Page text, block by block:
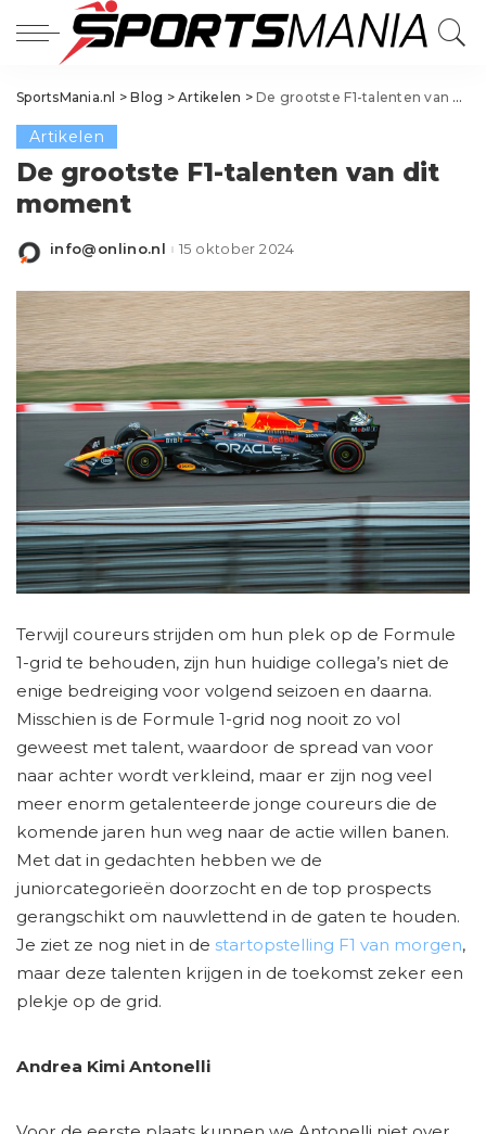
SportsMania.nl >Blog >Artikelen >De grootste F1-talenten van dit moment
Artikelen
De grootste F1-talenten van dit
moment
Posted
info@onlino.nl 15 oktober 2024
Terwijl coureurs strijden om hun plek op de Formule
1-grid te behouden, zijn hun huidige collega’s niet de
enige bedreiging voor volgend seizoen en daarna.
Misschien is de Formule 1-grid nog nooit zo vol
geweest met talent, waardoor de spread van voor
naar achter wordt verkleind, maar er zijn nog veel
meer enorm getalenteerde jonge coureurs die de
komende jaren hun weg naar de actie willen banen.
Met dat in gedachten hebben we de
juniorcategorieën doorzocht en de top prospects
gerangschikt om nauwlettend in de gaten te houden.
Je ziet ze nog niet in de startopstelling F1 van morgen,
maar deze talenten krijgen in de toekomst zeker een
plekje op de grid.
Andrea Kimi Antonelli